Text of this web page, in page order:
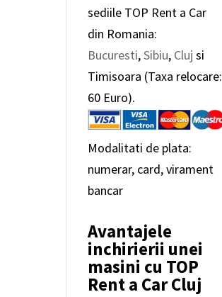
sediile TOP Rent a Car
din Romania:
Bucuresti,Sibiu, Cluj si
Timisoara (Taxa relocare:
60 Euro).
Modalitati de plata:
numerar, card, virament
bancar
Avantajele
inchirierii unei
masini cu TOP
Rent a Car Cluj